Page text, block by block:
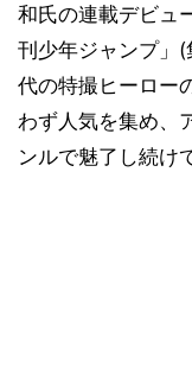
和氏の連載デビュ
刊少年ジャンプ」
代の特撮ヒーロー
わず人気を集め、
ンルで魅了し続け